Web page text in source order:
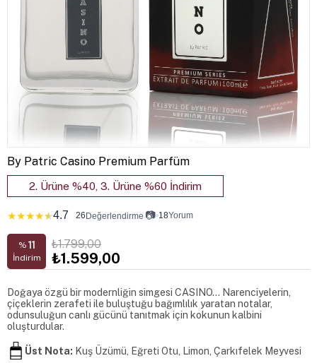
By Patric Casino Premium Parfüm
2. Ürüne %40, 3. Ürüne %60 İndirim
★★★★★4.7 26 Değerlendirme 📷•18Yorum
% 11
İndirim
₺1.799,00
₺1.599,00
Doğaya özgü bir modernliğin simgesi CASINO… Narenciyelerin,
çiçeklerin zerafeti ile buluştuğu bağımlılık yaratan notalar,
odunsuluğun canlı gücünü tanıtmak için kokunun kalbini
oluşturdular.
Üst Nota: Kuş Üzümü, Eğreti Otu, Limon, Çarkıfelek Meyvesi